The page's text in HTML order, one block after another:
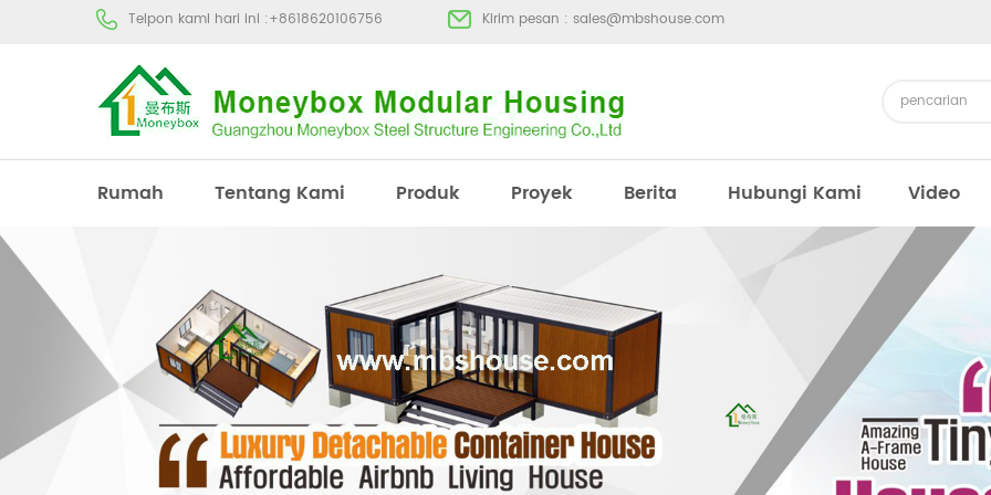
Telpon kami hari ini :+8618620106756 Kirim pesan : sales@mbshouse.com
Rumah Tentang Kami Produk Proyek Berita Hubungi Kami Video